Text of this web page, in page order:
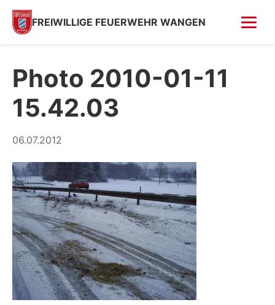
FREIWILLIGE FEUERWEHR WANGEN
Tag der offenen Tür
Fahrzeugsegnung 2026
Moosbrand
GESCHICHTE
SPENDEN
Photo 2010-01-11
15.42.03
06.07.2012